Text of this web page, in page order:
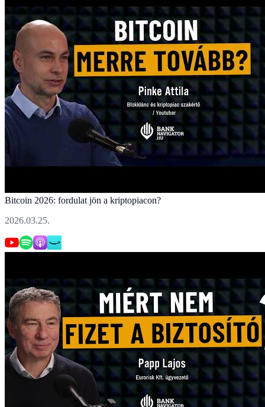
Bitcoin 2026: fordulat jön a kriptopiacon?
2026.03.25.